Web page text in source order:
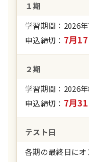
１期
学習期間：2026
申込締切： 7月
２期
学習期間：2026
申込締切： 7月
テスト日
各期の最終日に